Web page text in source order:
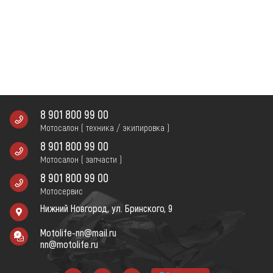
8 901 800 99 00
Мотосалон ( техника / экипировка )
8 901 800 99 00
Мотосалон ( запчасти )
8 901 800 99 00
Мотосервис
Нижний Новгород, ул. Бринского, 9
Motolife-nn@mail.ru
nn@motolife.ru